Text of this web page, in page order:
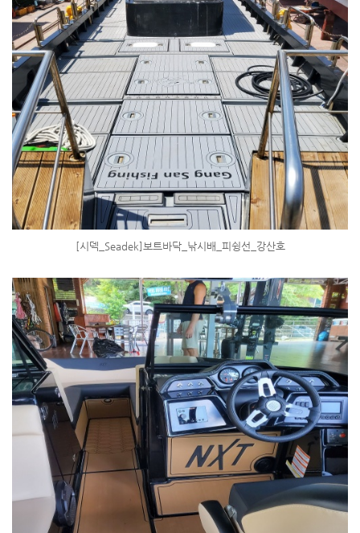
[시덱_Seadek]보트바닥_낚시배_피슁선_강산호